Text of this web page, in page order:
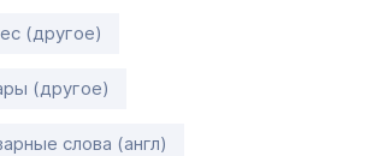
(другое)
(другое)
слова (англ)